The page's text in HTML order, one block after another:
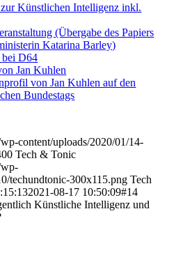
Künstlichen Intelligenz inkl.
(Übergabe des Papiers
Katarina Barley)
D64
Jan Kuhlen
von Jan Kuhlen auf den
Bundestags
content/uploads/2020/01/14-
Tech & Tonic
wp-
techundtonic-300x115.png Tech
2021-08-17 10:50:09#14
Künstliche Intelligenz und